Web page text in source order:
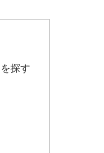
探す